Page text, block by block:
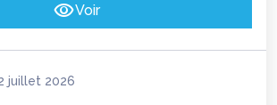
Voir
juillet 2026